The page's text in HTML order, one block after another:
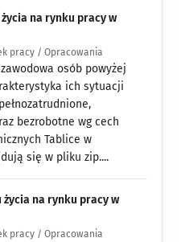
na rynku pracy w
pracy / Opracowania
osób powyżej
ich sytuacji
bezrobotne wg cech
Tablice w
się w pliku zip....
życia na rynku pracy w
pracy / Opracowania